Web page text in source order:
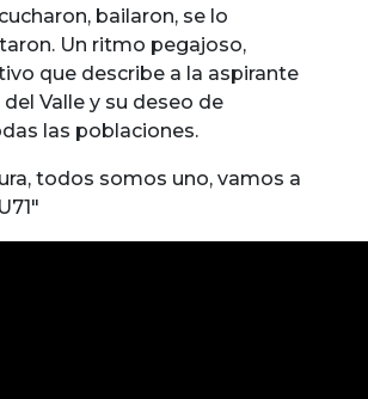
bailaron, se lo
Un ritmo pegajoso,
que describe a la aspirante
Valle y su deseo de
las poblaciones.
todos somos uno, vamos a